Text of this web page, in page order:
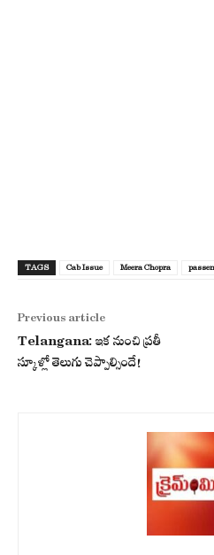
TAGS Cab Issue Meera Chopra
Previous article
Telangana: ఇక నుంచి ప్రతీ
స్కూళ్లో తెలుగు చెప్పాల్సిందే!